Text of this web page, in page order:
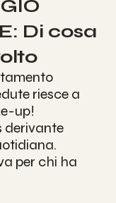
Di cosa
riesce a
up!
derivante
per chi ha